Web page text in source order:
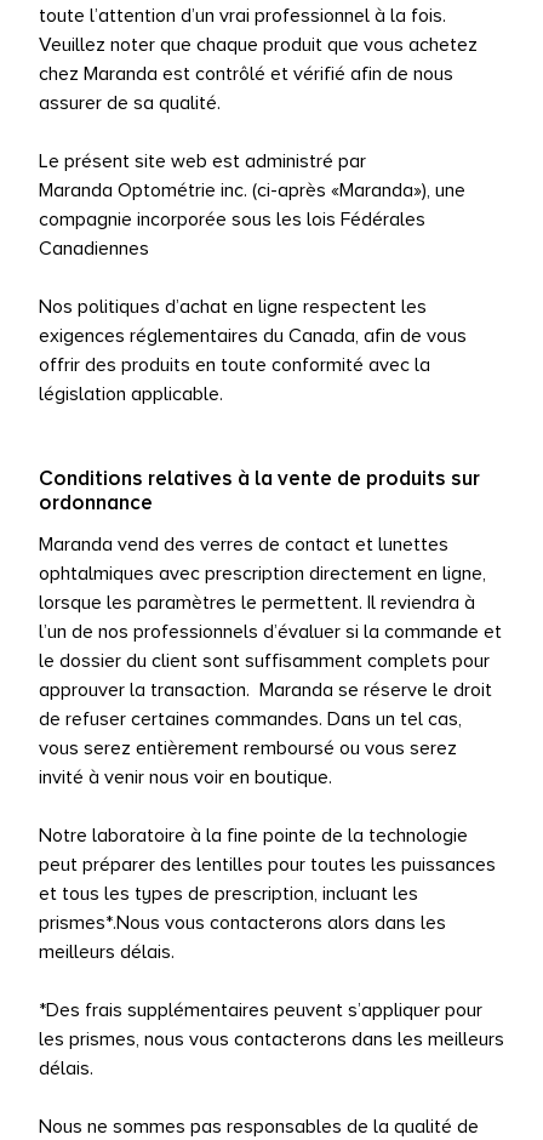
toute l’attention d’un vrai professionnel à la fois.
Veuillez noter que chaque produit que vous achetez
chez Maranda est contrôlé et vérifié afin de nous
assurer de sa qualité.
Le présent site web est administré par
Maranda Optométrie inc. (ci-après «Maranda»), une
compagnie incorporée sous les lois Fédérales
Canadiennes
Nos politiques d’achat en ligne respectent les
exigences réglementaires du Canada, afin de vous
offrir des produits en toute conformité avec la
législation applicable.
Conditions relatives à la vente de produits sur
ordonnance
Maranda vend des verres de contact et lunettes
ophtalmiques avec prescription directement en ligne,
lorsque les paramètres le permettent. Il reviendra à
l’un de nos professionnels d’évaluer si la commande et
le dossier du client sont suffisamment complets pour
approuver la transaction. Maranda se réserve le droit
de refuser certaines commandes. Dans un tel cas,
vous serez entièrement remboursé ou vous serez
invité à venir nous voir en boutique.
Notre laboratoire à la fine pointe de la technologie
peut préparer des lentilles pour toutes les puissances
et tous les types de prescription, incluant les
prismes*.Nous vous contacterons alors dans les
meilleurs délais.
*Des frais supplémentaires peuvent s’appliquer pour
les prismes, nous vous contacterons dans les meilleurs
délais.
Nous ne sommes pas responsables de la qualité de